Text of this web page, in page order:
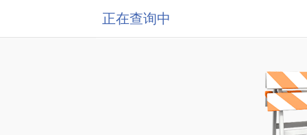
正在查询中